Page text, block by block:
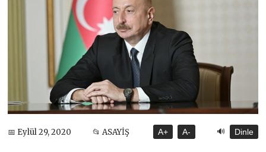
📅 Eylül 29, 2020 📂 ASAYİŞ A+ A- 🔊 Dinle